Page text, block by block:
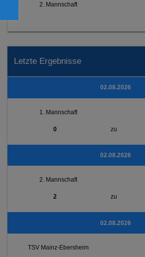
2. Mannschaft
Letzte Ergebnisse
02.08.2026
1. Mannschaft
0 zu
02.08.2026
2. Mannschaft
2 zu
02.08.2026
TSV Mainz-Ebersheim